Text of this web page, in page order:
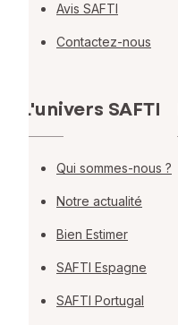
Avis SAFTI
Contactez-nous
L'univers SAFTI
Qui sommes-nous ?
Notre actualité
Bien Estimer
SAFTI Espagne
SAFTI Portugal